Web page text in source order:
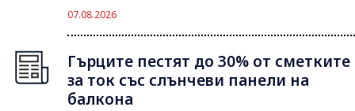
07.08.2026
Гърците пестят до 30% от сметките
за ток със слънчеви панели на
балкона